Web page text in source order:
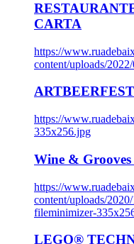
CARTA
https://
content/uploads/
https://
335x256.jpg
Wine & Grooves
https://
content/uploads/
fileminimizer-
LEGO®